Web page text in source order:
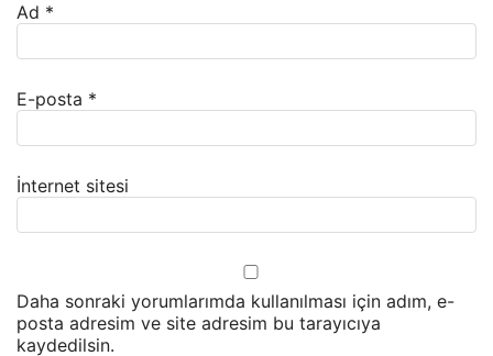
Ad *
E-posta *
İnternet sitesi
Daha sonraki yorumlarımda kullanılması için adım, e-
posta adresim ve site adresim bu tarayıcıya
kaydedilsin.